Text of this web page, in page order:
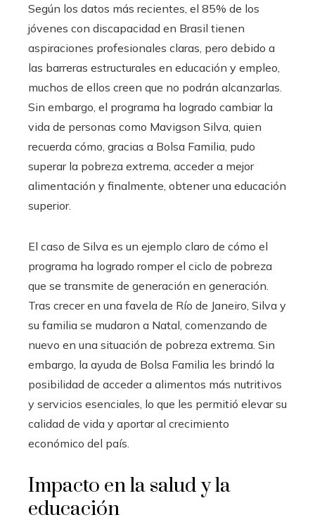
Según los datos más recientes, el 85% de los
jóvenes con discapacidad en Brasil tienen
aspiraciones profesionales claras, pero debido a
las barreras estructurales en educación y empleo,
muchos de ellos creen que no podrán alcanzarlas.
Sin embargo, el programa ha logrado cambiar la
vida de personas como Mavigson Silva, quien
recuerda cómo, gracias a Bolsa Familia, pudo
superar la pobreza extrema, acceder a mejor
alimentación y finalmente, obtener una educación
superior.
El caso de Silva es un ejemplo claro de cómo el
programa ha logrado romper el ciclo de pobreza
que se transmite de generación en generación.
Tras crecer en una favela de Río de Janeiro, Silva y
su familia se mudaron a Natal, comenzando de
nuevo en una situación de pobreza extrema. Sin
embargo, la ayuda de Bolsa Familia les brindó la
posibilidad de acceder a alimentos más nutritivos
y servicios esenciales, lo que les permitió elevar su
calidad de vida y aportar al crecimiento
económico del país.
Impacto en la salud y la
educación